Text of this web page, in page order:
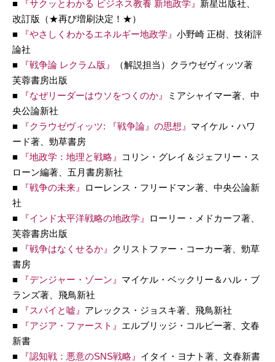
■ 『サクッとわかる ビジネス教養 新地政学』 新星出版社、
改訂版（★再び増刷決定！★）
■
『やさしくわかるエネルギー地政学』 小野崎 正樹、技術評
論社
■
『戦争論 レクラム版』
（解説担当）クラウゼヴィッツ著
芙蓉書房出版
■
『なぜリーダーはウソをつくのか』
ミアシャイマー著、中
央公論新社
■
『クラウゼヴィッツ: 『戦争論』の思想』 マイケル・ハワ
ード著、勁草書房
■
『地政学：地理と戦略』
コリン・グレイ＆ジェフリー・ス
ローン編著、五月書房新社
■
『戦争の未来』
ローレンス・フリードマン著、中央公論新
社
■
『インド太平洋戦略の地政学』
ローリー・メドカーフ著、
芙蓉書房出版
■
『戦争はなくせるか』 クリストファー・コーカー著、勁草
書房
■
『デンジャー・ゾーン』 マイケル・ベックリー＆ハル・ブ
ランズ著、飛鳥新社
■
『スパイと嘘』 アレックス・ジョスキ著、飛鳥新社
■
『アジア・ファースト』 エルブリッジ・コルビー著、文春
新書
■
『認知戦：悪意のSNS戦略』 イタイ・ヨナト著、文春新書